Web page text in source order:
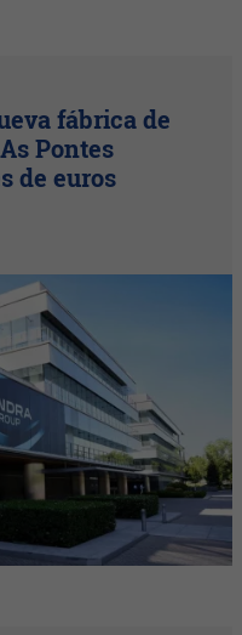
fábrica de
Pontes
de euros